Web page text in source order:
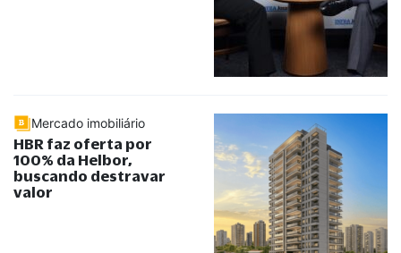
Mercado imobiliário
HBR faz oferta por
100% da Helbor,
buscando destravar
valor